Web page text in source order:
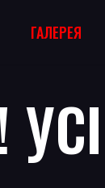
ГАЛЕРЕЯ